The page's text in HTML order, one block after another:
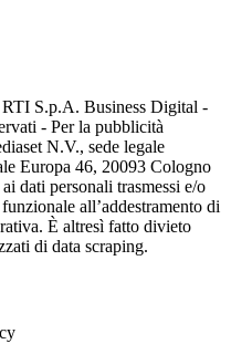
RTI S.p.A. Business Digital -
- Per la pubblicità
N.V., sede legale
Europa 46, 20093 Cologno
dati personali trasmessi e/o
all’addestramento di
È altresì fatto divieto
di data scraping.